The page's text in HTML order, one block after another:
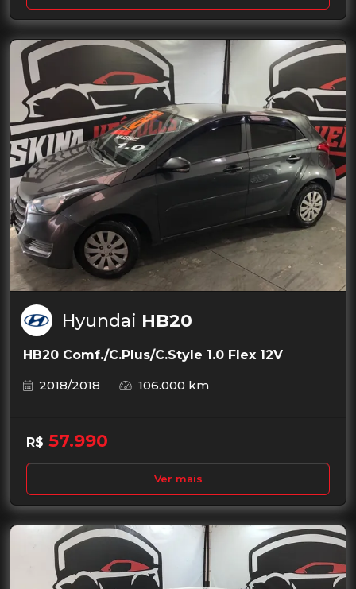
Hyundai HB20
HB20 Comf./C.Plus/C.Style 1.0 Flex 12V
2018/2018
106.000 km
R$ 57.990
Ver mais